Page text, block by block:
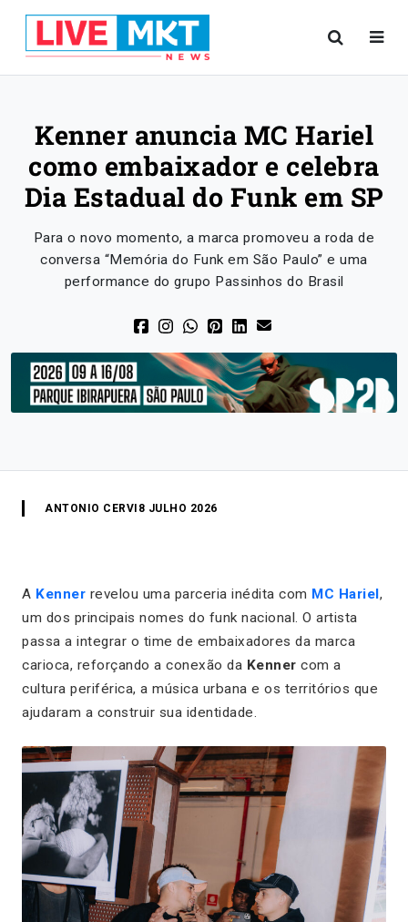
Kenner anuncia MC Hariel
como embaixador e celebra
Dia Estadual do Funk em SP
Para o novo momento, a marca promoveu a roda de
conversa “Memória do Funk em São Paulo” e uma
performance do grupo Passinhos do Brasil
ANTONIO CERVI 8 JULHO 2026
A Kenner revelou uma parceria inédita com MC Hariel,
um dos principais nomes do funk nacional. O artista
passa a integrar o time de embaixadores da marca
carioca, reforçando a conexão da Kenner com a
cultura periférica, a música urbana e os territórios que
ajudaram a construir sua identidade.